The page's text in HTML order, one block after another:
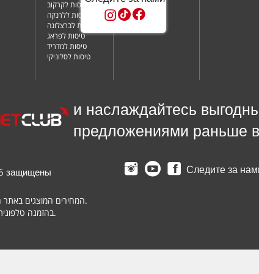
טיסות לקרקוב
טיסות ללרנקה
טיסות לברצלונה
טיסות לפראג
טיסות למדריד
טיסות לסלוניקי
и наслаждайтесь
предложениями раньше
защищены Следите за
המחירים המוצגים באתר האינטרנט מתייחסים להזמנות המבוצעות דרך האתר בלבד.
בהזמנה טלפונית של טיסה סדירה יתווספו דמי טיפול בגובה של 25$ לנוסע.